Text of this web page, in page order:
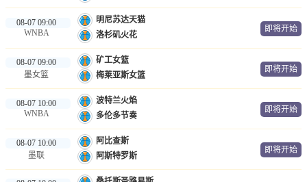
08-07 09:00
WNBA
明尼苏达天猫
洛杉矶火花
即将开始
08-07 09:00
墨女篮
矿工女篮
梅莱亚斯女篮
即将开始
08-07 10:00
WNBA
波特兰火焰
多伦多节奏
即将开始
08-07 10:00
墨联
阿比查斯
阿斯特罗斯
即将开始